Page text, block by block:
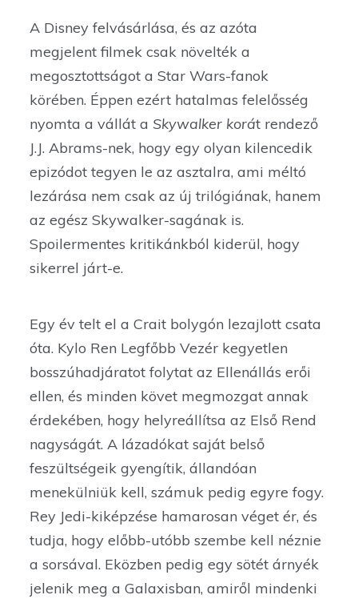
A Disney felvásárlása, és az azóta
megjelent filmek csak növelték a
megosztottságot a Star Wars-fanok
körében. Éppen ezért hatalmas felelősség
nyomta a vállát aSkywalker korát rendező
J.J. Abrams-nek, hogy egy olyan kilencedik
epizódot tegyen le az asztalra, ami méltó
lezárása nem csak az új trilógiának, hanem
az egész Skywalker-sagának is.
Spoilermentes kritikánkból kiderül, hogy
sikerrel járt-e.
Egy év telt el a Crait bolygón lezajlott csata
óta. Kylo Ren Legfőbb Vezér kegyetlen
bosszúhadjáratot folytat az Ellenállás erői
ellen, és minden követ megmozgat annak
érdekében, hogy helyreállítsa az Első Rend
nagyságát. A lázadókat saját belső
feszültségeik gyengítik, állandóan
menekülniük kell, számuk pedig egyre fogy.
Rey Jedi-kiképzése hamarosan véget ér, és
tudja, hogy előbb-utóbb szembe kell néznie
a sorsával. Eközben pedig egy sötét árnyék
jelenik meg a Galaxisban, amiről mindenki